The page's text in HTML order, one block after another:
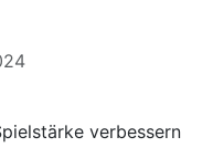
verbessern